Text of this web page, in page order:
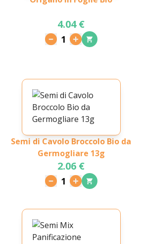
4.04 €
1
Semi di Cavolo Broccolo Bio da
Germogliare 13g
2.06 €
1